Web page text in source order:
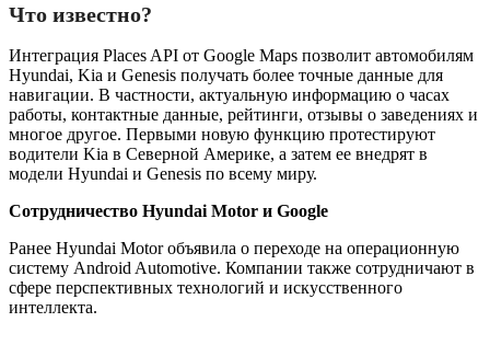
Что известно?
Интеграция Places API от Google Maps позволит автомобилям
Hyundai, Kia и Genesis получать более точные данные для
навигации. В частности, актуальную информацию о часах
работы, контактные данные, рейтинги, отзывы о заведениях и
многое другое. Первыми новую функцию протестируют
водители Kia в Северной Америке, а затем ее внедрят в
модели Hyundai и Genesis по всему миру.
Сотрудничество Hyundai Motor и Google
Ранее Hyundai Motor объявила о переходе на операционную
систему Android Automotive. Компании также сотрудничают в
сфере перспективных технологий и искусственного
интеллекта.